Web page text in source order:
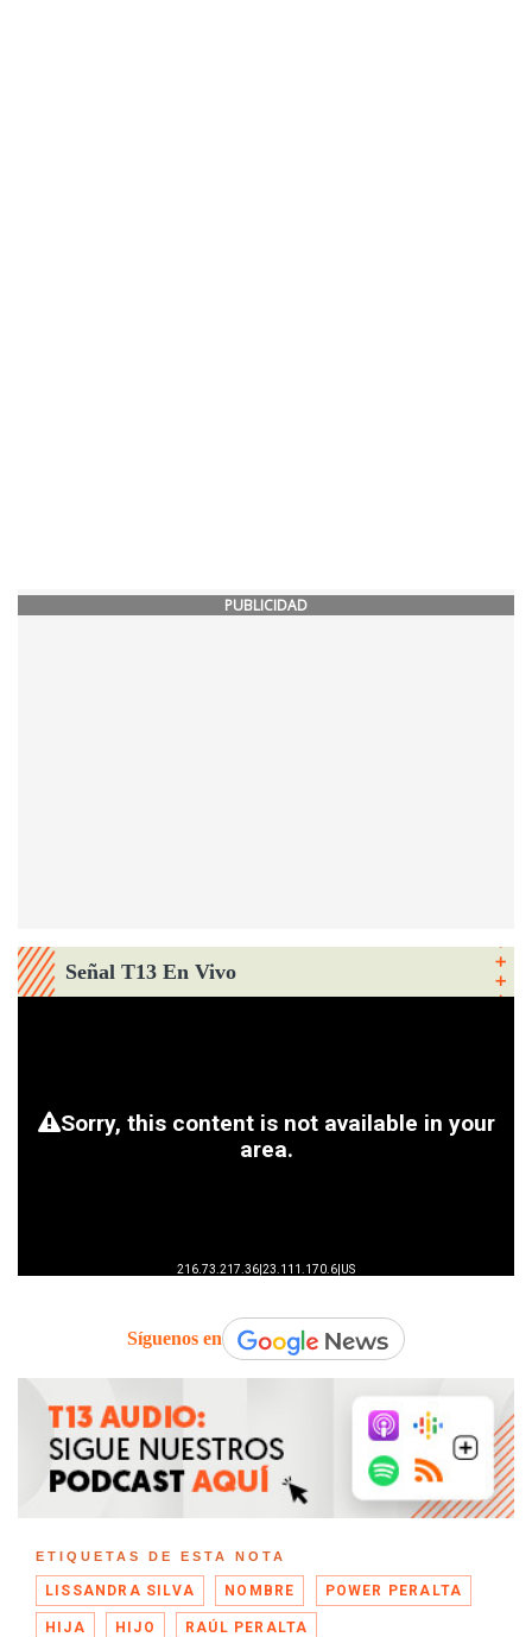
PUBLICIDAD
Señal T13 En Vivo
Síguenos en
ETIQUETAS DE ESTA NOTA
LISSANDRA SILVA NOMBRE POWER PERALTA
HIJA HIJO RAÚL PERALTA